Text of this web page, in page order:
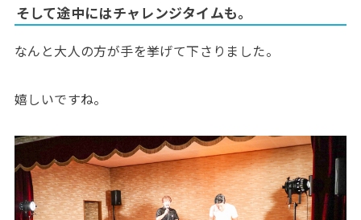
そして途中にはチャレンジタイムも。
なんと大人の方が手を挙げて下さりました。
嬉しいですね。